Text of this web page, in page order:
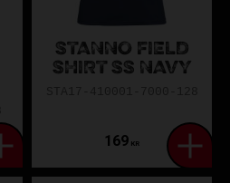
STANNO FIELD
SHIRT SS NAVY
169 KR